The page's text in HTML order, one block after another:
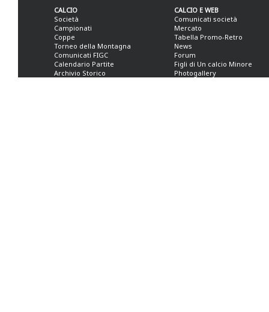
CALCIO
Società
Campionati
Coppe
Torneo della Montagna
Comunicati FIGC
Calendario Partite
Archivio Storico
CALCIO E WEB
Comunicati società
Mercato
Tabella Promo-Retro
News
Forum
Figli di Un calcio Minore
Photogallery